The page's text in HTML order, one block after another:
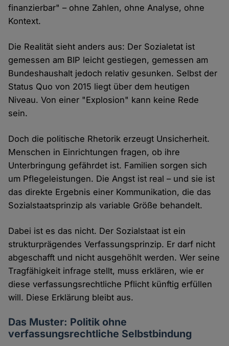
finanzierbar" – ohne Zahlen, ohne Analyse, ohne
Kontext.
Die Realität sieht anders aus: Der Sozialetat ist
gemessen am BIP leicht gestiegen, gemessen am
Bundeshaushalt jedoch relativ gesunken. Selbst der
Status Quo von 2015 liegt über dem heutigen
Niveau. Von einer "Explosion" kann keine Rede
sein.
Doch die politische Rhetorik erzeugt Unsicherheit.
Menschen in Einrichtungen fragen, ob ihre
Unterbringung gefährdet ist. Familien sorgen sich
um Pflegeleistungen. Die Angst ist real – und sie ist
das direkte Ergebnis einer Kommunikation, die das
Sozialstaatsprinzip als variable Größe behandelt.
Dabei ist es das nicht. Der Sozialstaat ist ein
strukturprägendes Verfassungsprinzip. Er darf nicht
abgeschafft und nicht ausgehöhlt werden. Wer seine
Tragfähigkeit infrage stellt, muss erklären, wie er
diese verfassungsrechtliche Pflicht künftig erfüllen
will. Diese Erklärung bleibt aus.
Das Muster: Politik ohne
verfassungsrechtliche Selbstbindung